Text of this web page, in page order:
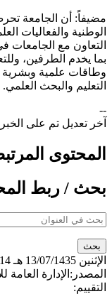
مضيفاً: أن الجامعة
الوطنية والفعاليات
التعاون مع الجامعات
بما يخدم الطرفين،
وطاقات علمية وبشرية
التعليم والبحث العلمي.
--
آخر تعديل تم على
المحتوى
بحث / ربط
الإثنين 13/07/1435 هـ
المصدر: الإدارة العامة
التقييم: